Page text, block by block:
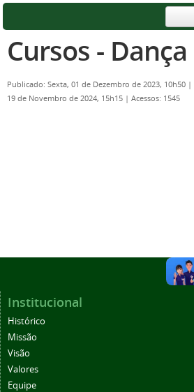
Cursos - Dança
Publicado: Sexta, 01 de Dezembro de 2023, 10h50 |
19 de Novembro de 2024, 15h15 | Acessos: 1545
Institucional
Histórico
Missão
Visão
Valores
Equipe